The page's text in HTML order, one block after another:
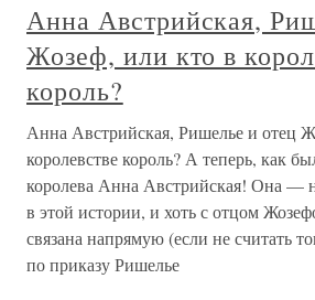
Анна Австрийская,
Жозеф, или кто в
король?
Анна Австрийская, Ришелье и отец
королевстве король? А теперь, как
королева Анна Австрийская! Она —
в этой истории, и хоть с отцом
связана напрямую (если не считать
по приказу Ришелье